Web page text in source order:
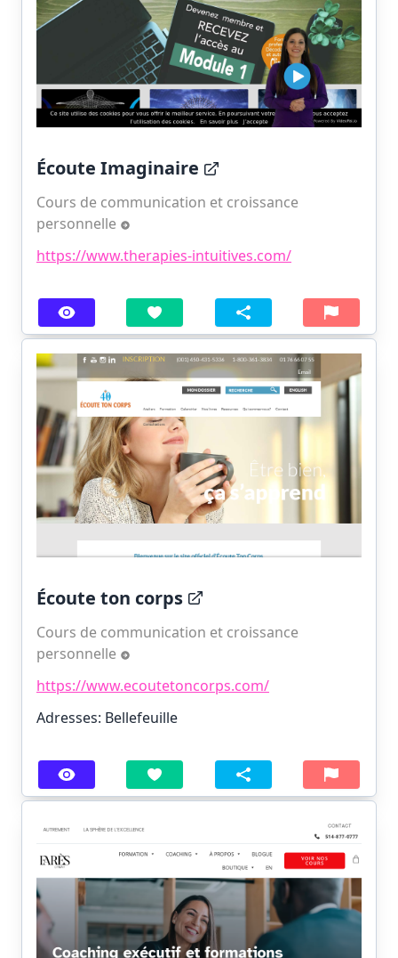
Écoute Imaginaire
Cours de communication et croissance
personnelle
https://www.therapies-intuitives.com/
Écoute ton corps
Cours de communication et croissance
personnelle
https://www.ecoutetoncorps.com/
Adresses: Bellefeuille